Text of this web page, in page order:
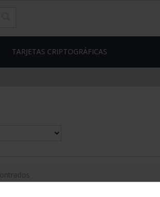
TARJETAS CRIPTOGRÁFICAS